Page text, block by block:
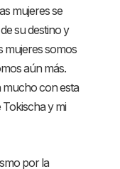
mujeres se
su destino y
mujeres somos
aún más.
mucho con esta
y mi
por la